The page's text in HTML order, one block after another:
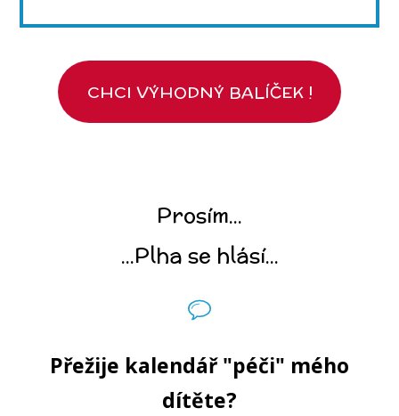
CHCI VÝHODNÝ BALÍČEK !
Prosím...
...Plha se hlásí...
Přežije kalendář "péči" mého
dítěte?